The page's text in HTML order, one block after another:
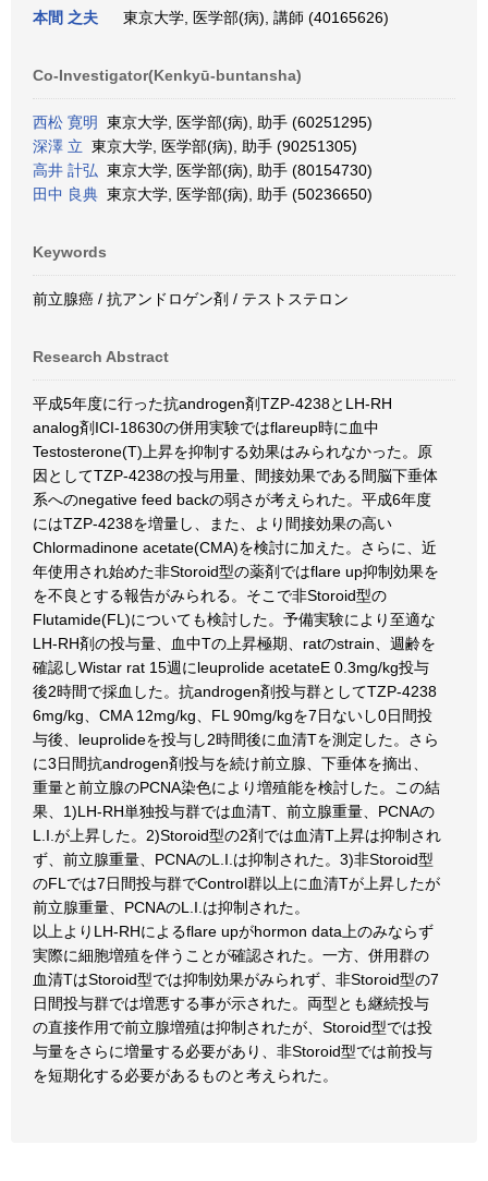
本間 之夫 東京大学, 医学部(病), 講師 (40165626)
Co-Investigator(Kenkyū-buntansha)
西松 寛明
東京大学, 医学部(病), 助手 (60251295)
深澤 立 東京大学, 医学部(病), 助手 (90251305)
高井 計弘 東京大学, 医学部(病), 助手 (80154730)
田中 良典 東京大学, 医学部(病), 助手 (50236650)
Keywords
前立腺癌 / 抗アンドロゲン剤 / テストステロン
Research Abstract
平成5年度に行った抗androgen剤TZP-4238とLH-RH
analog剤ICI-18630の併用実験ではflareup時に血中
Testosterone(T)上昇を抑制する効果はみられなかった。原
因としてTZP-4238の投与用量、間接効果である間脳下垂体
系へのnegative feed backの弱さが考えられた。平成6年度
にはTZP-4238を増量し、また、より間接効果の高い
Chlormadinone acetate(CMA)を検討に加えた。さらに、近
年使用され始めた非Storoid型の薬剤ではflare up抑制効果を
を不良とする報告がみられる。そこで非Storoid型の
Flutamide(FL)についても検討した。予備実験により至適な
LH-RH剤の投与量、血中Tの上昇極期、ratのstrain、週齢を
確認しWistar rat 15週にleuprolide acetateE 0.3mg/kg投与
後2時間で採血した。抗androgen剤投与群としてTZP-4238
6mg/kg、CMA 12mg/kg、FL 90mg/kgを7日ないし0日間投
与後、leuprolideを投与し2時間後に血清Tを測定した。さら
に3日間抗androgen剤投与を続け前立腺、下垂体を摘出、
重量と前立腺のPCNA染色により増殖能を検討した。この結
果、1)LH-RH単独投与群では血清T、前立腺重量、PCNAの
L.I.が上昇した。2)Storoid型の2剤では血清T上昇は抑制され
ず、前立腺重量、PCNAのL.I.は抑制された。3)非Storoid型
のFLでは7日間投与群でControl群以上に血清Tが上昇したが
前立腺重量、PCNAのL.I.は抑制された。
以上よりLH-RHによるflare upがhormon data上のみならず
実際に細胞増殖を伴うことが確認された。一方、併用群の
血清TはStoroid型では抑制効果がみられず、非Storoid型の7
日間投与群では増悪する事が示された。両型とも継続投与
の直接作用で前立腺増殖は抑制されたが、Storoid型では投
与量をさらに増量する必要があり、非Storoid型では前投与
を短期化する必要があるものと考えられた。